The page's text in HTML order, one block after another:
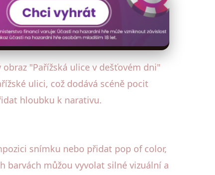
"Pařížská ulice v dešťovém dni"
ulici, což dodává scéně pocit
hloubku k narativu.
snímku nebo přidat pop of color,
můžou vyvolat silné vizuální a